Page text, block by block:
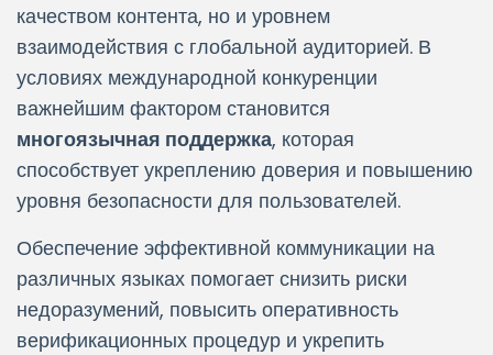
качеством контента, но и уровнем
взаимодействия с глобальной аудиторией. В
условиях международной конкуренции
важнейшим фактором становится
многоязычная поддержка, которая
способствует укреплению доверия и повышению
уровня безопасности для пользователей.
Обеспечение эффективной коммуникации на
различных языках помогает снизить риски
недоразумений, повысить оперативность
верификационных процедур и укрепить